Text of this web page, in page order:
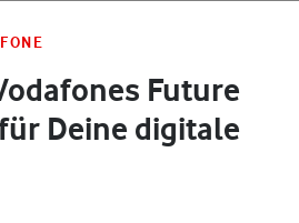
Future
Deine digitale